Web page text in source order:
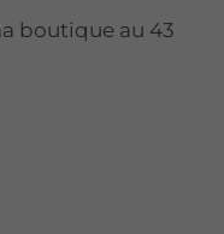
boutique au 43